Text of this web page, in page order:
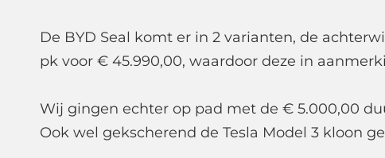
De BYD Seal komt er in 2 varianten, de
pk voor € 45.990,00, waardoor deze in
Wij gingen echter op pad met de € 5.000,00
Ook wel gekscherend de Tesla Model 3 kloon